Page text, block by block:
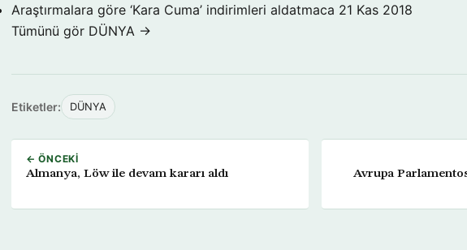
Araştırmalara göre ‘Kara Cuma’ indirimleri aldatmaca 21 Kas 2018
Tümünü gör DÜNYA →
Etiketler: DÜNYA
← ÖNCEKI
Almanya, Löw ile devam kararı aldı
Avrupa